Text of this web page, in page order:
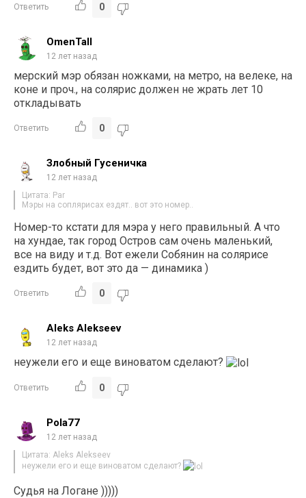
Ответить 0
OmenTall
12 лет назад
мерский мэр обязан ножками, на метро, на велеке, на
коне и проч., на солярис должен не жрать лет 10
откладывать
Ответить 0
Злобный Гусеничка
12 лет назад
Цитата: Par
Мэры на соплярисах ездят.. вот это номер..
Номер-то кстати для мэра у него правильный. А что
на хундае, так город Остров сам очень маленький,
все на виду и т.д. Вот ежели Собянин на солярисе
ездить будет, вот это да — динамика )
Ответить 0
Aleks Alekseev
12 лет назад
неужели его и еще виноватом сделают?
Ответить 0
Pola77
12 лет назад
Цитата: Aleks Alekseev
неужели его и еще виноватом сделают?
Судья на Логане )))))